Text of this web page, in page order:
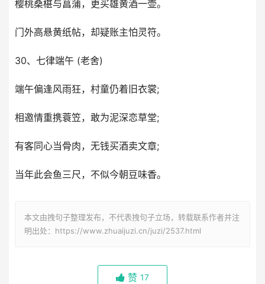
樱桃桑椹与菖蒲，更买雄黄酒一壶。
门外高悬黄纸帖，却疑账主怕灵符。
30、七律端午 (老舍)
端午偏逢风雨狂，村童仍着旧衣裳;
相邀情重携蓑笠，敢为泥深恋草堂;
有客同心当骨肉，无钱买酒卖文章;
当年此会鱼三尺，不似今朝豆味香。
本文由拽句子整理发布，不代表拽句子立场，转载联系作者并注
明出处：https://www.zhuaijuzi.cn/juzi/2537.html
赞 17